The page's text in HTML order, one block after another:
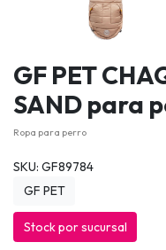
GF PET
SAND para
Ropa para perro
SKU: GF89784
GF PET
Stock por sucursal